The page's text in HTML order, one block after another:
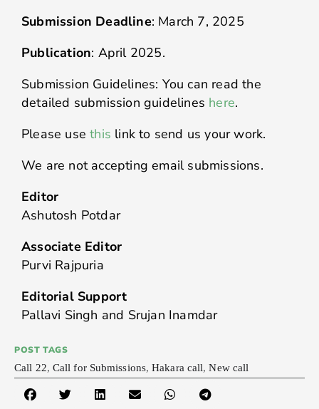
Submission Deadline: March 7, 2025
Publication: April 2025.
Submission Guidelines: You can read the
detailed submission guidelines here.
Please usethis link to send us your work.
We are not accepting email submissions.
Editor
Ashutosh Potdar
Associate Editor
Purvi Rajpuria
Editorial Support
Pallavi Singh and Srujan Inamdar
POST TAGS
Call 22, Call for Submissions,Hakara call,New call